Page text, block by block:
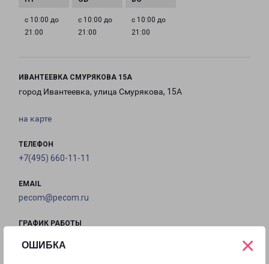
ОШИБКА ×
с 10:00 до
21:00
с 10:00 до
21:00
с 10:00 до
21:00
ИВАНТЕЕВКА СМУРЯКОВА 15А
город Ивантеевка, улица Смурякова, 15А
на карте
ТЕЛЕФОН
+7(495) 660-11-11
EMAIL
pecom@pecom.ru
ГРАФИК РАБОТЫ